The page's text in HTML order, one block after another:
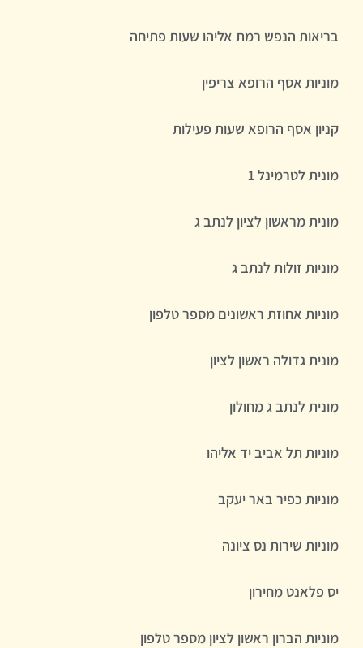
בריאות הנפש רמת אליהו שעות פתיחה
מוניות אסף הרופא צריפין
קניון אסף הרופא שעות פעילות
מונית לטרמינל 1
מונית מראשון לציון לנתב ג
מוניות זולות לנתב ג
מוניות אחוזת ראשונים מספר טלפון
מונית גדולה ראשון לציון
מונית לנתב ג מחולון
מוניות תל אביב יד אליהו
מוניות כפיר באר יעקב
מוניות שירות נס ציונה
יס פלאנט מחירון
מוניות הברון ראשון לציון מספר טלפון